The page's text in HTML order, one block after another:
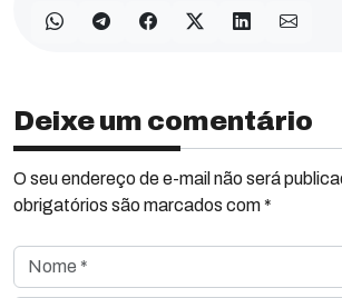
Deixe um comentário
O seu endereço de e-mail não será
obrigatórios são marcados com *
Nome *